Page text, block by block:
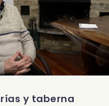
y taberna